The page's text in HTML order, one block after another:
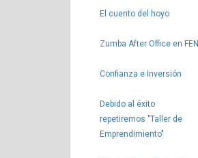
El cuento del hoyo
Zumba After Office en FEN
Confianza e Inversión
Debido al éxito
repetiremos "Taller de
Emprendimiento"